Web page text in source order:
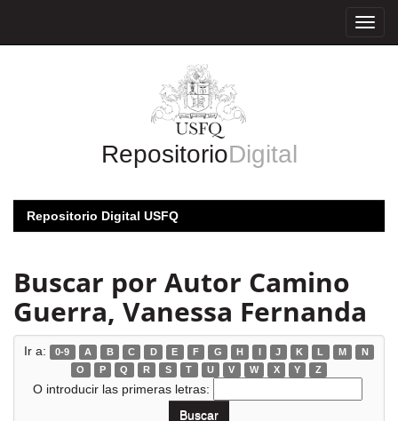
RepositorioDigital
Repositorio Digital USFQ
Buscar por Autor Camino
Guerra, Vanessa Fernanda
Ir a: 0-9 A B C D E F G H I J K L M
N
O
P Q R S T U V W X Y Z
O introducir las primeras letras: